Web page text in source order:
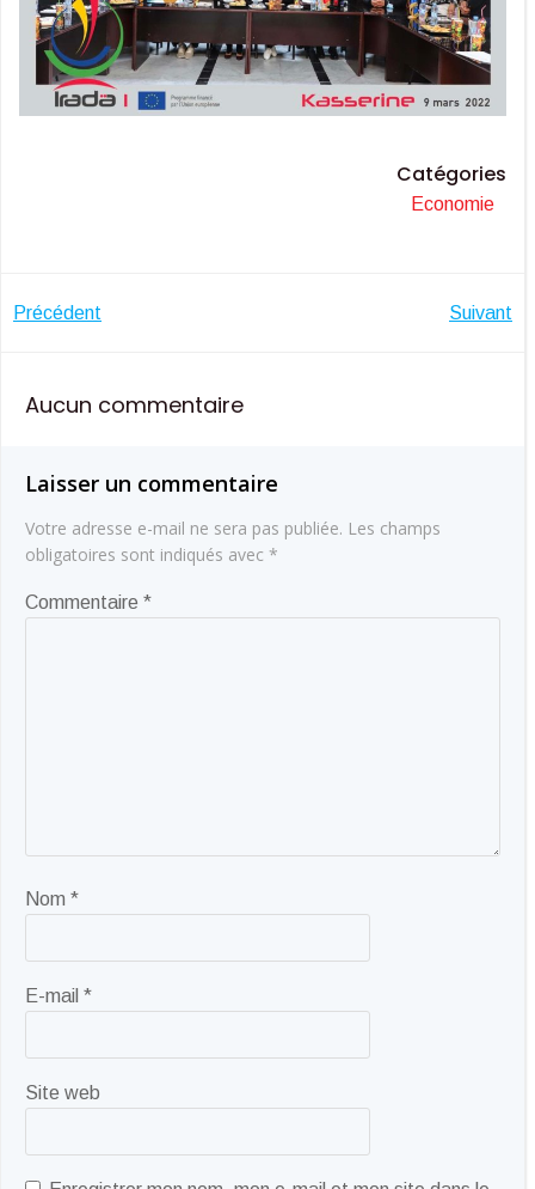
Catégories
Economie
Navigation
de
Précédent Suivant
Aucun commentaire
Laisser un commentaire
Votre adresse e-mail ne sera pas publiée. Les champs
obligatoires sont indiqués avec *
Commentaire *
Nom *
E-mail *
Site web